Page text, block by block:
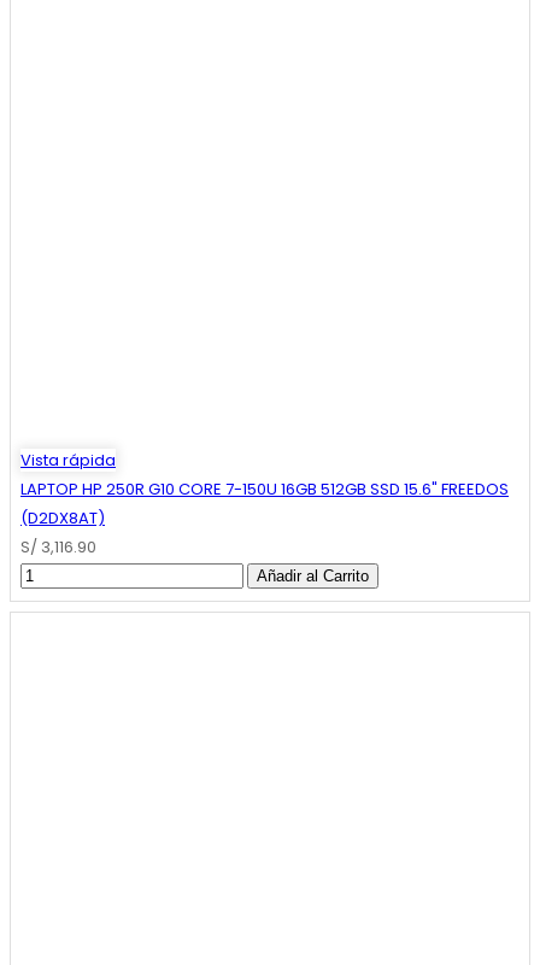
Vista rápida
LAPTOP HP 250R G10 CORE 7-150U 16GB 512GB SSD 15.6" FREEDOS
(D2DX8AT)
S/ 3,116.90
Añadir al Carrito